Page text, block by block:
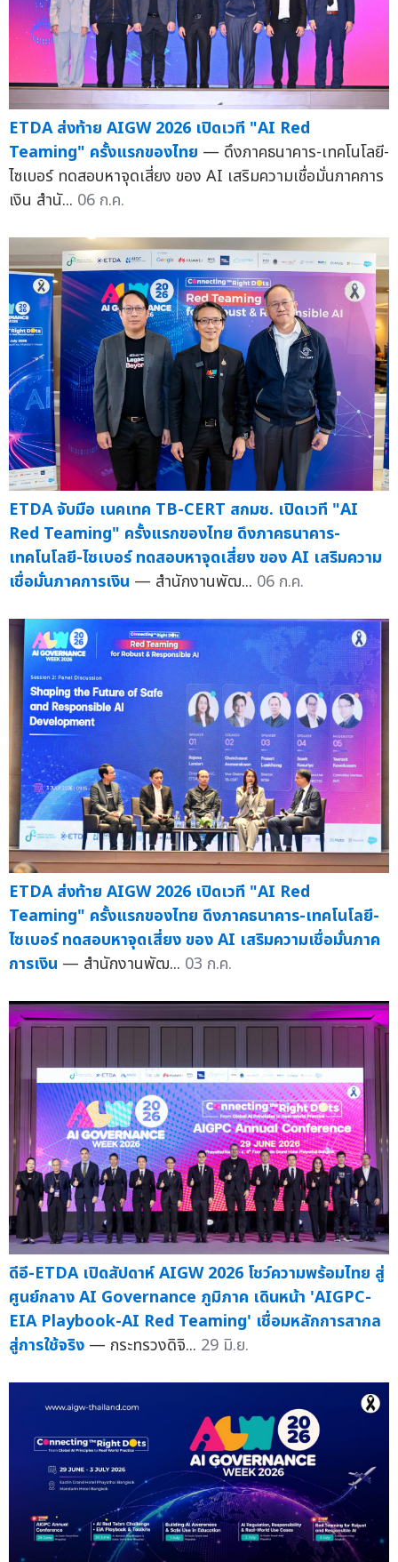
ETDA ส่งท้าย AIGW 2026 เปิดเวที "AI Red
Teaming" ครั้งแรกของไทย — ดึงภาคธนาคาร-เทคโนโลยี-
ไซเบอร์ ทดสอบหาจุดเสี่ยง ของ AI เสริมความเชื่อมั่นภาคการ
เงิน สำนั... 06 ก.ค.
ETDA จับมือ เนคเทค TB-CERT สกมช. เปิดเวที "AI
Red Teaming" ครั้งแรกของไทย ดึงภาคธนาคาร-
เทคโนโลยี-ไซเบอร์ ทดสอบหาจุดเสี่ยง ของ AI เสริมความ
เชื่อมั่นภาคการเงิน — สำนักงานพัฒ... 06 ก.ค.
ETDA ส่งท้าย AIGW 2026 เปิดเวที "AI Red
Teaming" ครั้งแรกของไทย ดึงภาคธนาคาร-เทคโนโลยี-
ไซเบอร์ ทดสอบหาจุดเสี่ยง ของ AI เสริมความเชื่อมั่นภาค
การเงิน — สำนักงานพัฒ... 03 ก.ค.
ดีอี-ETDA เปิดสัปดาห์ AIGW 2026 โชว์ความพร้อมไทย สู่
ศูนย์กลาง AI Governance ภูมิภาค เดินหน้า 'AIGPC-
EIA Playbook-AI Red Teaming' เชื่อมหลักการสากล
สู่การใช้จริง — กระทรวงดิจิ... 29 มิ.ย.